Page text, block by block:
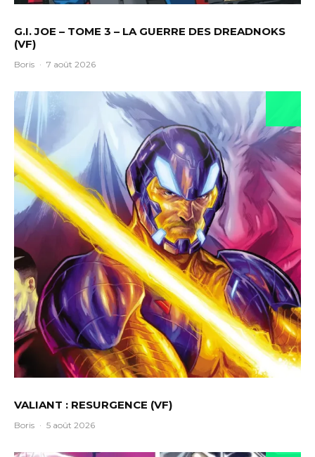
G.I. JOE – TOME 3 – LA GUERRE DES DREADNOKS
(VF)
Boris · 7 août 2026
VALIANT : RESURGENCE (VF)
Boris · 5 août 2026